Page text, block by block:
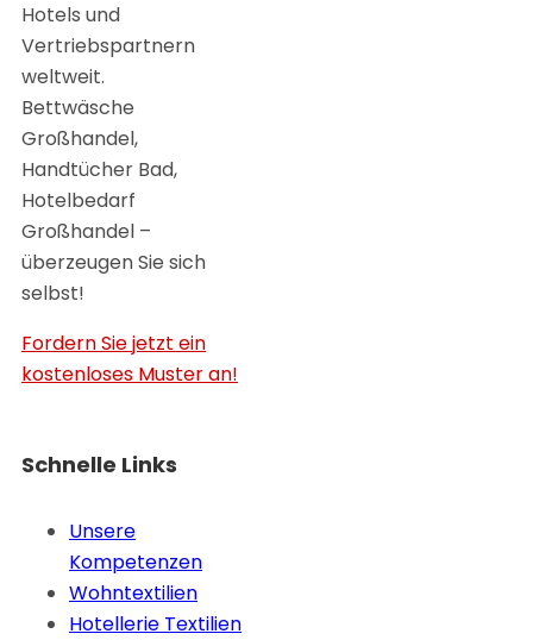
Hotels und
Vertriebspartnern
weltweit.
Bettwäsche
Großhandel,
Handtücher Bad,
Hotelbedarf
Großhandel –
überzeugen Sie sich
selbst!
Fordern Sie jetzt ein
kostenloses Muster an!
Schnelle Links
Unsere
Kompetenzen
Wohntextilien
Hotellerie Textilien